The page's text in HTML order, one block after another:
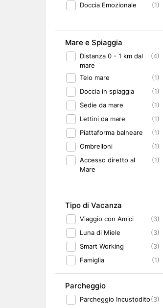
Doccia Emozionale
(1)
Mare e Spiaggia
Distanza 0 - 1 km dal
mare
(4)
Telo mare
(1)
Doccia in spiaggia
(1)
Sedie da mare
(1)
Lettini da mare
(1)
Piattaforma balneare
(1)
Ombrelloni
(1)
Accesso diretto al
Mare
(1)
Tipo di Vacanza
Viaggio con Amici
(3)
Luna di Miele
(3)
Smart Working
(3)
Famiglia
(1)
Parcheggio
Parcheggio Incustodito(3)